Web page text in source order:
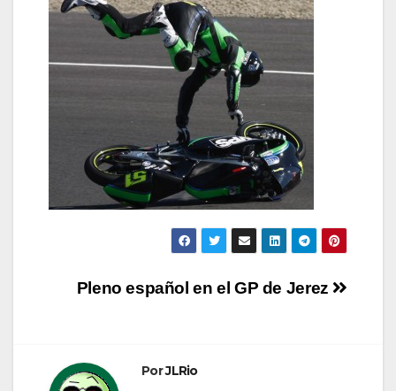
Navegación
entradas
Pleno español en el GP de Jerez
PorJLRio